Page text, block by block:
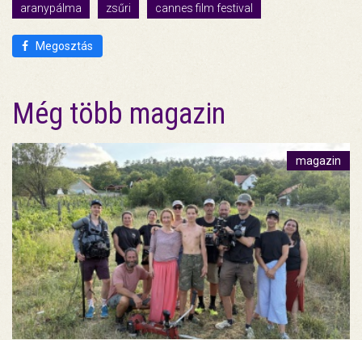
aranypálma zsűri cannes film festival
Megosztás
Még több magazin
magazin